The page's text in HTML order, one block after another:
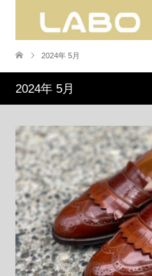
2024年 5月
2024年 5月